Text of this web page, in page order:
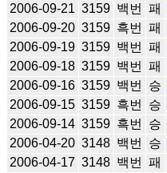
2006-09-21 3159 백번 패
2006-09-20 3159 흑번 패
2006-09-19 3159 백번 패
2006-09-18 3159 백번 패
2006-09-16 3159 백번 승
2006-09-15 3159 흑번 승
2006-09-14 3159 흑번 승
2006-04-20 3148 백번 승
2006-04-17 3148 백번 패